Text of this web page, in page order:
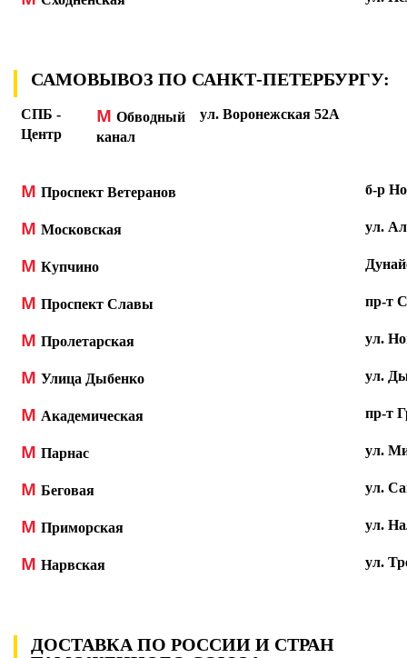
САМОВЫВОЗ ПО САНКТ-ПЕТЕРБУРГУ:
СПБ -
Центр
М Обводный
канал
ул. Воронежская 52А
М Проспект Ветеранов б-р
М Московская ул.
М Купчино
М Проспект Славы пр-т
М Пролетарская ул.
М Улица Дыбенко ул.
М Академическая пр-т
М Парнас ул.
М Беговая ул.
М Приморская ул.
М Нарвская ул.
ДОСТАВКА ПО РОССИИ И СТРАН